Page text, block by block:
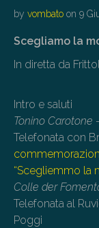
by vombato on 9
Scegliamo la
In diretta da
Intro e saluti
Tonino Carotone
Telefonata con
“Scegliemmo la
Colle der
Telefonata al
Poggi